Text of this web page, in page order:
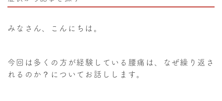
みなさん、こんにちは。
今回は多くの方が経験している腰痛は、なぜ繰り返さ
れるのか？についてお話しします。